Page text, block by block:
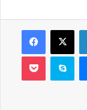
Facebook
X
Pocket